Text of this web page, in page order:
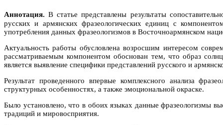
Аннотация. В статье представлены результаты
русских и армянских фразеологических единиц с
употребления данных фразеологизмов в Восточноармянском
Актуальность работы обусловлена возросшим интересом
рассматриваемым компонентом обоснован тем, что образ
является выявление специфики представлений русского и
Результат проведенного впервые комплексного анализа
структурных особенностях, а также эмоциональной окраске.
Было установлено, что в обоих языках данные фразеологизмы
традиций и мировосприятия.